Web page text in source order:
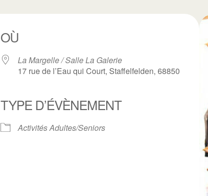
iCalendar Office 365
OÙ
La Margelle / Salle La Galerie
17 rue de l’Eau qui Court, Staffelfelden, 68850
TYPE D’ÉVÈNEMENT
Activités Adultes/Seniors